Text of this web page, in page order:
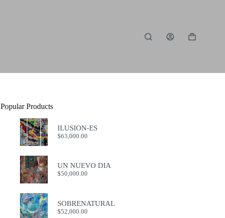
Shopping
Popular Products
ILUSION-ES
$63,000.00
UN NUEVO DIA
$50,000.00
SOBRENATURAL
$52,000.00